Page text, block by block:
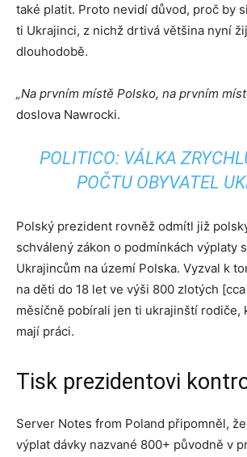
také platit. Proto nevidí důvod, proč by
ti Ukrajinci, z nichž drtivá většina nyní
dlouhodobě.
„Na prvním místě Polsko, na prvním
doslova Nawrocki.
POLITICO: VÁLKA
POČTU OBYVATEL
Polský prezident rovněž odmítl již
schválený zákon o podmínkách výplaty
Ukrajincům na území Polska. Vyzval k
na děti do 18 let ve výši 800 zlotých
měsíčně pobírali jen ti ukrajinští rodiče,
mají práci.
Tisk prezidentovi
Server Notes from Poland připomněl,
výplat dávky nazvané 800+ původně v